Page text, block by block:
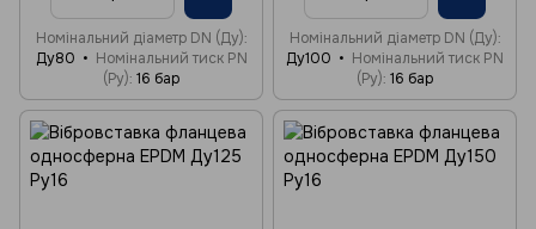
Номінальний діаметр DN (Ду)
Ду80
Номінальний тиск PN
(Ру) 16 бар
Номінальний діаметр DN (Ду)
Ду100
Номінальний тиск PN
(Ру) 16 бар